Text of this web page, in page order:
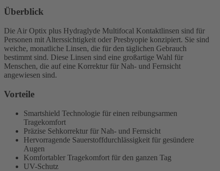
Überblick
Die Air Optix plus Hydraglyde Multifocal Kontaktlinsen sind für
Personen mit Alterssichtigkeit oder Presbyopie konzipiert. Sie sind
weiche, monatliche Linsen, die für den täglichen Gebrauch
bestimmt sind. Diese Linsen sind eine großartige Wahl für
Menschen, die auf eine Korrektur für Nah- und Fernsicht
angewiesen sind.
Vorteile
Smartshield Technologie für einen reibungsarmen
Tragekomfort
Präzise Sehkorrektur für Nah- und Fernsicht
Hervorragende Sauerstoffdurchlässigkeit für gesündere
Augen
Komfortabler Tragekomfort für den ganzen Tag
UV-Schutz